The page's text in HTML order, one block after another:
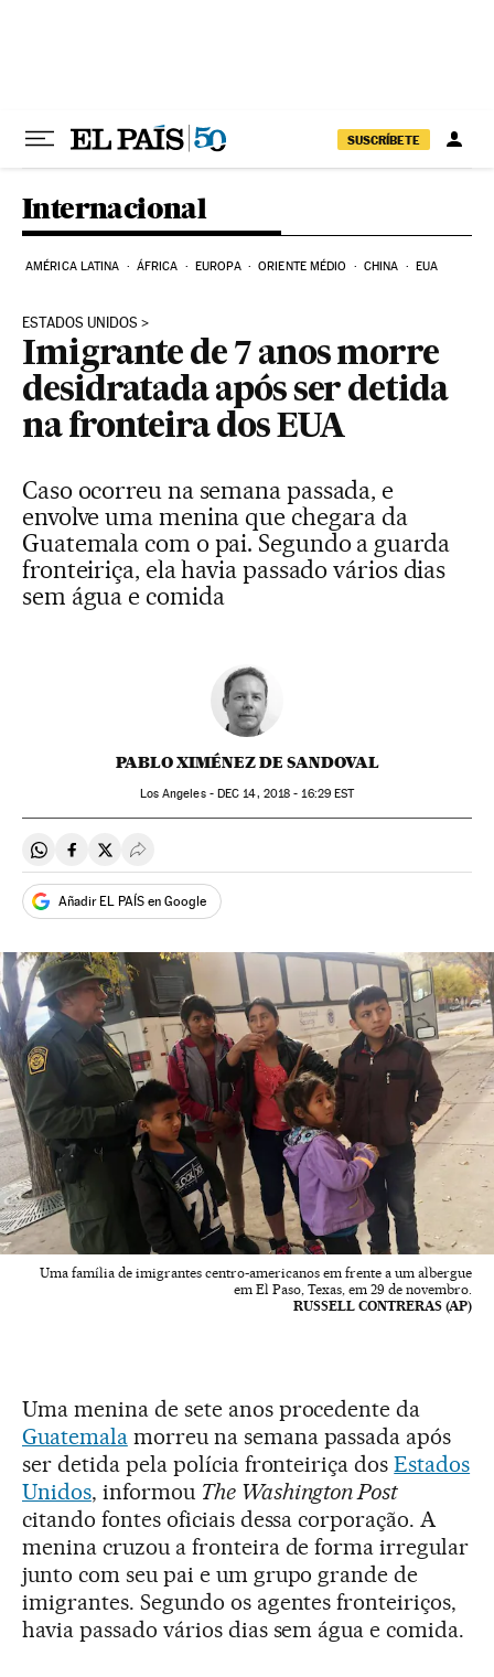
SUSCRÍBETE
Internacional
AMÉRICA LATINA ÁFRICA EUROPA ORIENTE MÉDIO CHINA EUA
ESTADOS UNIDOS
Imigrante de 7 anos morre
desidratada após ser detida
na fronteira dos EUA
Caso ocorreu na semana passada, e
envolve uma menina que chegara da
Guatemala com o pai. Segundo a guarda
fronteiriça, ela havia passado vários dias
sem água e comida
PABLO XIMÉNEZ DE SANDOVAL
Los Angeles - DEC 14, 2018 - 16:29 EST
Compartir en Whatsapp
Compartir en Facebook
Compartir en Twitter
Desplegar Redes Sociales
Añadir EL PAÍS en Google
Uma família de imigrantes centro-americanos em frente a um albergue
em El Paso, Texas, em 29 de novembro.
RUSSELL CONTRERAS (AP)
Uma menina de sete anos procedente da
Guatemalamorreu na semana passada após
ser detida pela polícia fronteiriça dosEstados
Unidos, informou The Washington Post
citando fontes oficiais dessa corporação. A
menina cruzou a fronteira de forma irregular
junto com seu pai e um grupo grande de
imigrantes. Segundo os agentes fronteiriços,
havia passado vários dias sem água e comida.